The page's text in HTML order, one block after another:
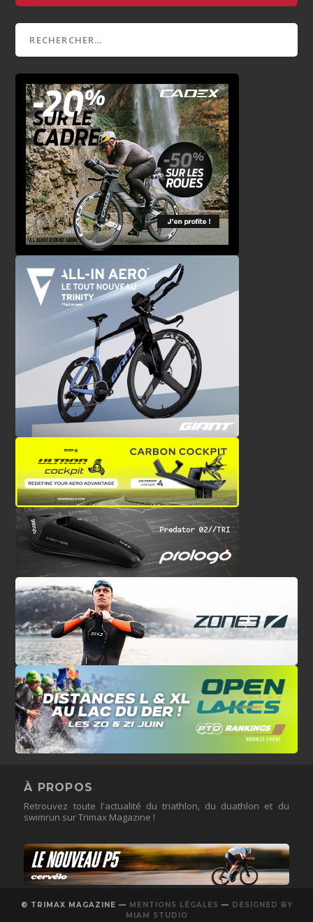
À PROPOS
Retrouvez toute l'actualité du triathlon, du duathlon et du
swimrun sur Trimax Magazine !
© TRIMAX MAGAZINE — MENTIONS LÉGALES — DESIGNED BY
MIAM STUDIO